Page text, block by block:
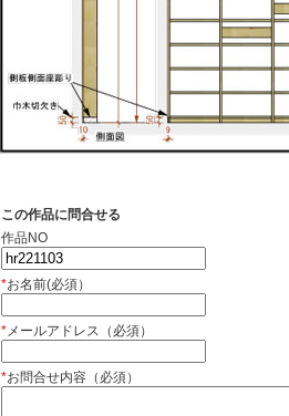
この作品に問合せる
作品NO
*お名前(必須）
*メールアドレス（必須）
*お問合せ内容（必須）